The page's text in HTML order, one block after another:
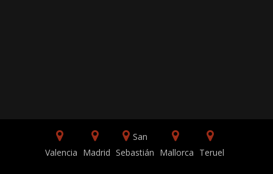
Valencia Madrid
San
Sebastián Mallorca Teruel